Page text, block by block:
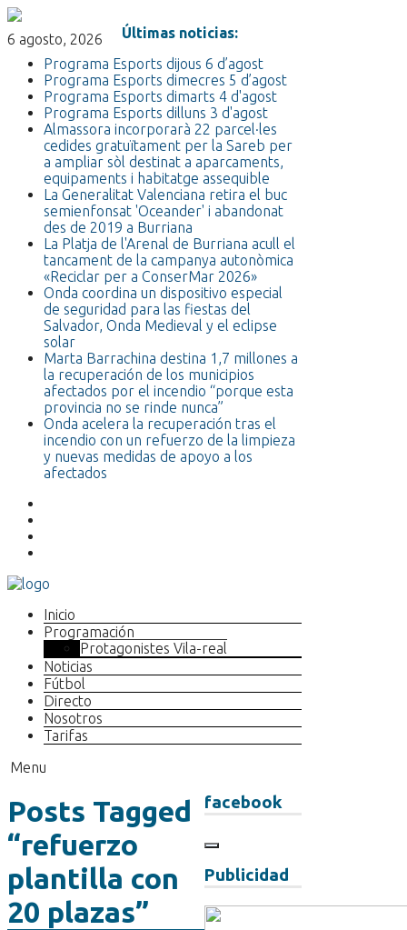
6 agosto, 2026
Últimas noticias:
Programa Esports dijous 6 d’agost
Programa Esports dimecres 5 d’agost
Programa Esports dimarts 4 d'agost
Programa Esports dilluns 3 d'agost
Almassora incorporarà 22 parcel·les
cedides gratuïtament per la Sareb per
a ampliar sòl destinat a aparcaments,
equipaments i habitatge assequible
La Generalitat Valenciana retira el buc
semienfonsat 'Oceander' i abandonat
des de 2019 a Burriana
La Platja de l'Arenal de Burriana acull el
tancament de la campanya autonòmica
«Reciclar per a ConserMar 2026»
Onda coordina un dispositivo especial
de seguridad para las fiestas del
Salvador, Onda Medieval y el eclipse
solar
Marta Barrachina destina 1,7 millones a
la recuperación de los municipios
afectados por el incendio “porque esta
provincia no se rinde nunca”
Onda acelera la recuperación tras el
incendio con un refuerzo de la limpieza
y nuevas medidas de apoyo a los
afectados
Inicio
Programación
Protagonistes Vila-real
Noticias
Fútbol
Directo
Nosotros
Tarifas
Menu
facebook
Publicidad
Posts Tagged
“refuerzo
plantilla con
20 plazas”